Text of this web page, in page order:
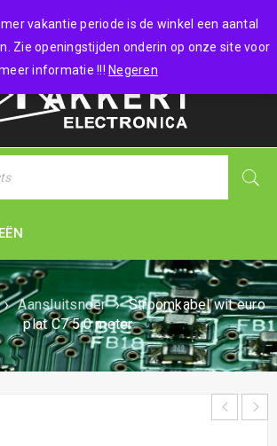
vakantie periode is de winkel een aantal
Zie openingstijden onderin op onze site voor
informatie !!! Negeren
0 items - €0,00
› Aansluitsnoer › Stroomkabel wit euro
plat C7 5.0 meter